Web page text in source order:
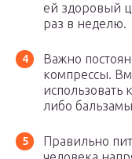
ей здоровый
раз в неделю.
Важно
компрессы.
использовать
либо
Правильно